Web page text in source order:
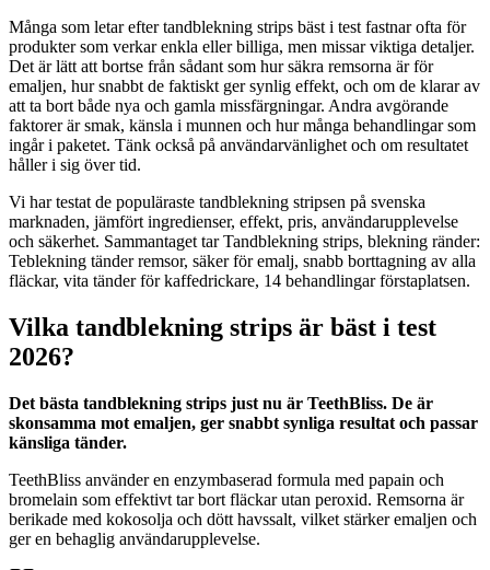
Många som letar efter tandblekning strips bäst i test fastnar ofta för
produkter som verkar enkla eller billiga, men missar viktiga detaljer.
Det är lätt att bortse från sådant som hur säkra remsorna är för
emaljen, hur snabbt de faktiskt ger synlig effekt, och om de klarar av
att ta bort både nya och gamla missfärgningar. Andra avgörande
faktorer är smak, känsla i munnen och hur många behandlingar som
ingår i paketet. Tänk också på användarvänlighet och om resultatet
håller i sig över tid.
Vi har testat de populäraste tandblekning stripsen på svenska
marknaden, jämfört ingredienser, effekt, pris, användarupplevelse
och säkerhet. Sammantaget tar Tandblekning strips, blekning ränder:
Teblekning tänder remsor, säker för emalj, snabb borttagning av alla
fläckar, vita tänder för kaffedrickare, 14 behandlingar förstaplatsen.
Vilka tandblekning strips är bäst i test
2026?
Det bästa tandblekning strips just nu är TeethBliss. De är
skonsamma mot emaljen, ger snabbt synliga resultat och passar
känsliga tänder.
TeethBliss använder en enzymbaserad formula med papain och
bromelain som effektivt tar bort fläckar utan peroxid. Remsorna är
berikade med kokosolja och dött havssalt, vilket stärker emaljen och
ger en behaglig användarupplevelse.